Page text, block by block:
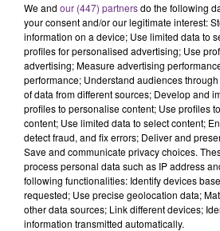
VENEZ FÊTER CE WEEK-
L'ANNIVERSAIRE DE
Ce samedi 8 août sera un
l'anniversaire du plus gros
Une fête est donc organisée
conviés !
TITRES DIFFUSÉS
We and our (447) partnersdo the following
your consent and/or our legitimate interest:
information on a device; Use limited data to
profiles for personalised advertising; Use
advertising; Measure advertising
performance; Understand audiences
of data from different sources; Develop and
profiles to personalise content; Use profiles
content; Use limited data to select content;
detect fraud, and fix errors; Deliver and
Save and communicate privacy choices.
process personal data such as IP address
following functionalities: Identify devices
requested; Use precise geolocation data;
other data sources; Link different devices;
information transmitted automatically.